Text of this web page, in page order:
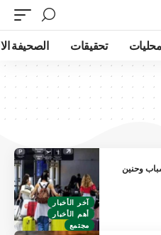
محليات تحقيقات الصحيفة
آخر الأخبار
أهم الأخبار
مجتمع
وحنين